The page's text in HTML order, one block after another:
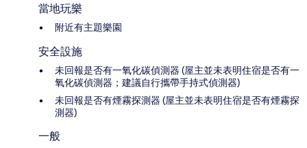
當地玩樂
附近有主題樂園
安全設施
未回報是否有一氧化碳偵測器 (屋主並未表明住宿是否有一
氧化碳偵測器；建議自行攜帶手持式偵測器)
未回報是否有煙霧探測器 (屋主並未表明住宿是否有煙霧探
測器)
一般